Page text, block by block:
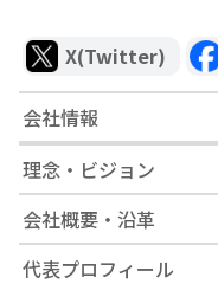
X(Twitter)
会社情報
理念・ビジョン
会社概要・沿革
代表プロフィール